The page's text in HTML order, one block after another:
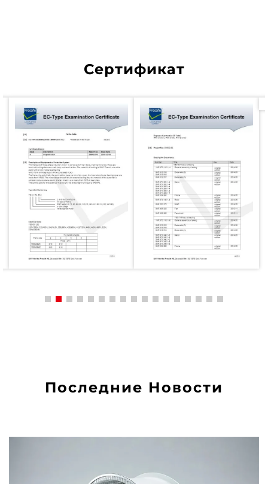
Сертификат
Последние Новости